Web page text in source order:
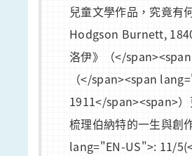
兒童文學作品，究竟
Hodgson Burnett,
洛伊》（</
（</span><span
1911</span><span>
梳理伯納特的一生與創
lang="EN-US">: 11/